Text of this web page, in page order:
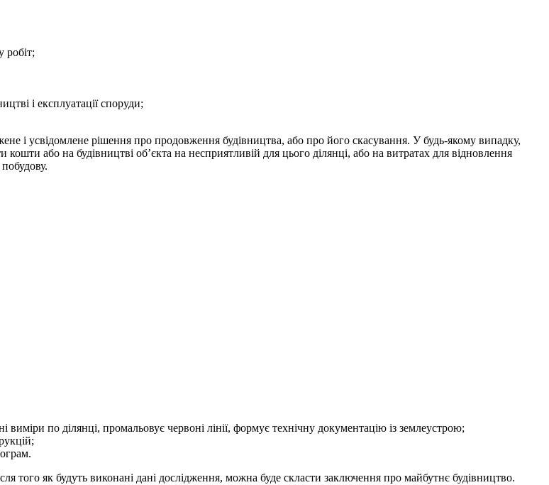
робіт;
і експлуатації споруди;
і усвідомлене рішення про продовження будівництва, або про його скасування. У будь-якому випадку,
кошти або на будівництві об’єкта на несприятливій для цього ділянці, або на витратах для відновлення
виміри по ділянці, промальовує червоні лінії, формує технічну документацію із землеустрою;
того як будуть виконані дані дослідження, можна буде скласти заключення про майбутнє будівництво.